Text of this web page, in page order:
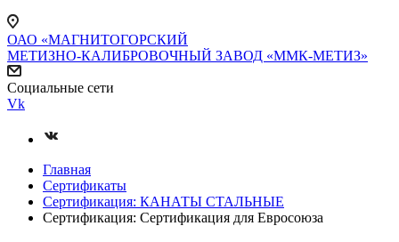
ОАО «МАГНИТОГОРСКИЙ
МЕТИЗНО-КАЛИБРОВОЧНЫЙ ЗАВОД «ММК-МЕТИЗ»
Социальные сети
Vk
Главная
Сертификаты
Сертификация: КАНАТЫ СТАЛЬНЫЕ
Сертификация: Сертификация для Евросоюза